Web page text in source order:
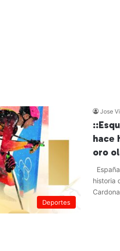
Deportes
Jose
hace
oro
historia